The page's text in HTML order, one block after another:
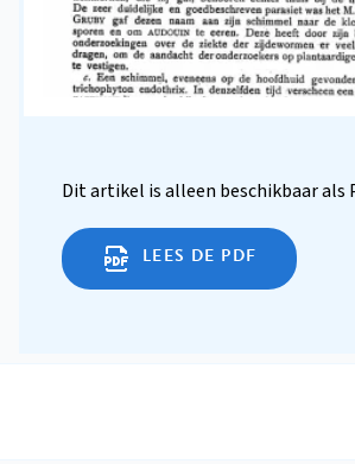
Dit artikel is alleen beschikbaar als
LEES DE PDF